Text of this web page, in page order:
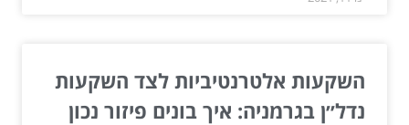
השקעות אלטרנטיביות לצד השקעות
נדל״ן בגרמניה: איך בונים פיזור נכון